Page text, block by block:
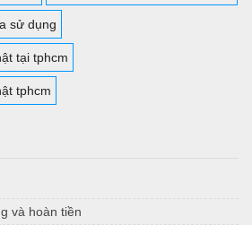
sử dụng
tại tphcm
tphcm
và hoàn tiền